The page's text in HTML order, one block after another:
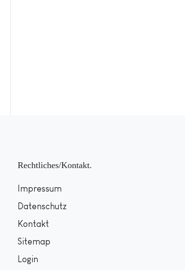
Rechtliches/Kontakt
Impressum
Datenschutz
Kontakt
Sitemap
Login